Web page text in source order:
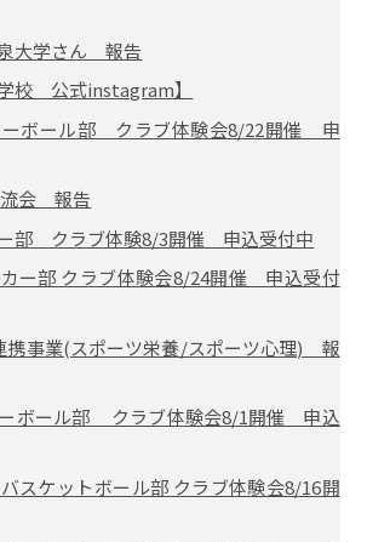
大学さん 報告
校 公式instagram】
ーボール部 クラブ体験会8/22開催 申
会 報告
部 クラブ体験8/3開催 申込受付中
ー部 クラブ体験会8/24開催 申込受付
事業(スポーツ栄養/スポーツ心理) 報
ーボール部 クラブ体験会8/1開催 申込
スケットボール部 クラブ体験会8/16開